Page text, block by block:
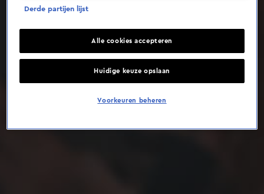
Derde partijen lijst
Alle cookies accepteren
Huidige keuze opslaan
Voorkeuren beheren